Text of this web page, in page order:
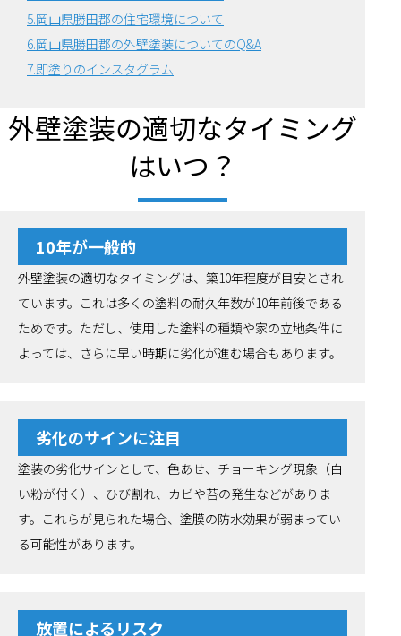
5.岡山県勝田郡の住宅環境について
6.岡山県勝田郡の外壁塗装についてのQ&A
7.即塗りのインスタグラム
外壁塗装の適切なタイミング
はいつ？
10年が一般的
外壁塗装の適切なタイミングは、築10年程度が目安とされ
ています。これは多くの塗料の耐久年数が10年前後である
ためです。ただし、使用した塗料の種類や家の立地条件に
よっては、さらに早い時期に劣化が進む場合もあります。
劣化のサインに注目
塗装の劣化サインとして、色あせ、チョーキング現象（白
い粉が付く）、ひび割れ、カビや苔の発生などがありま
す。これらが見られた場合、塗膜の防水効果が弱まってい
る可能性があります。
放置によるリスク